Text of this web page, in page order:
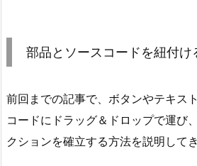
部品とソースコードを紐付け
前回までの記事で、ボタンやテキス
コードにドラッグ＆ドロップで運び
クションを確立する方法を説明して